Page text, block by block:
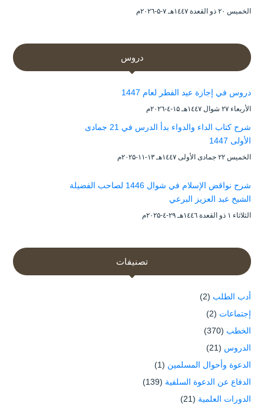
الخميس ۲۰ ذو القعدة ۱٤٤۷هـ ۷-۵-۲۰۲٦م
دروس
دروس في إجازة عيد الفطر لعام 1447
الأربعاء ۲۷ شوال ۱٤٤۷هـ ۱۵-٤-۲۰۲٦م
شرح كتاب الداء والدواء بدأ الدرس في 21 جمادى
الأولى 1447
الخميس ۲۲ جمادى الأولى ۱٤٤۷هـ ۱۳-۱۱-۲۰۲۵م
شرح نواقض الإسلام في شوال 1446 لصاحب الفضيلة
الشيخ عبد العزيز البرعي
الثلاثاء ۱ ذو القعدة ۱٤٤٦هـ ۲۹-٤-۲۰۲۵م
تصنيفات
أدب الطلب (2)
إجتماعات (2)
الخطب (370)
الدروس (21)
الدعوة وأحوال المسلمين (1)
الدفاع عن الدعوة السلفية (139)
الدورات العلمية (21)